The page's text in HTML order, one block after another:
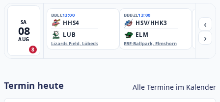
SA
08
AUG
8
BBLL13:00
HHS4
LUB
Lizards Field, Lübeck
BBBZL13:00
HSV/HHK3
ELM
EBE-Ballpark, Elmshorn
‹
›
Termin heute Alle Termine im Kalender